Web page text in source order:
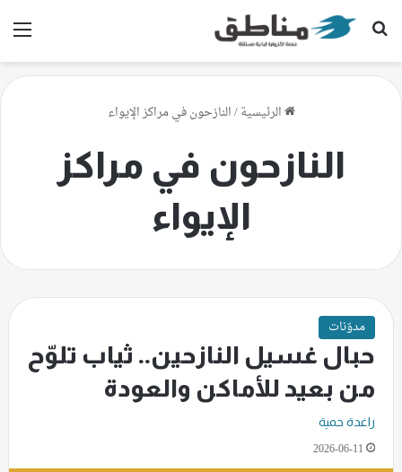
بحث عن
الرئيسية/النازحون في مراكز الإيواء
النازحون في مراكز
الإيواء
مدوّنات
حبال غسيل النازحين.. ثياب تلوّح
من بعيد للأماكن والعودة
راغدة حمية
2026-06-11